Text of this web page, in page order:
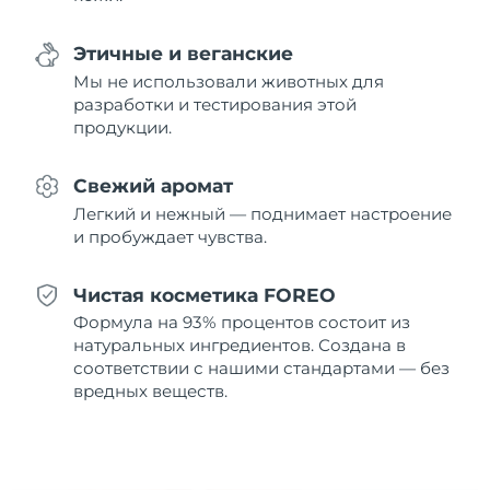
Этичные и веганские
Мы не использовали животных для
разработки и тестирования этой
продукции.
Свежий аромат
Легкий и нежный — поднимает настроение
и пробуждает чувства.
Чистая косметика FOREO
Формула на 93% процентов состоит из
натуральных ингредиентов. Создана в
соответствии с нашими стандартами — без
вредных веществ.
Нидерланды
Ожидаемая дата доставки
Новая Зеландия
Норвегия
Филиппины
8/14/26
Польша
Ожидаемая дата доставки